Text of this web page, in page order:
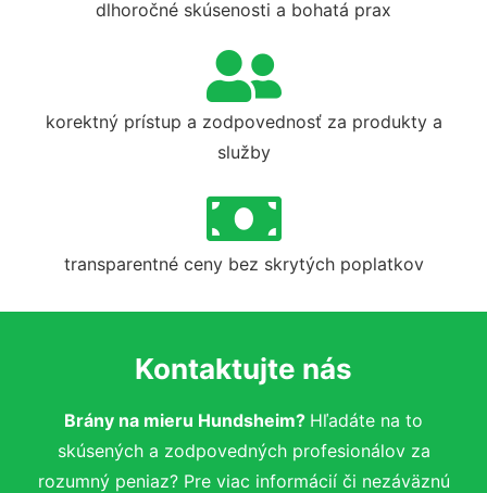
dlhoročné skúsenosti a bohatá prax
korektný prístup a zodpovednosť za produkty a
služby
transparentné ceny bez skrytých poplatkov
Kontaktujte nás
Brány na mieru Hundsheim? Hľadáte na to
skúsených a zodpovedných profesionálov za
rozumný peniaz? Pre viac informácií či nezáväznú